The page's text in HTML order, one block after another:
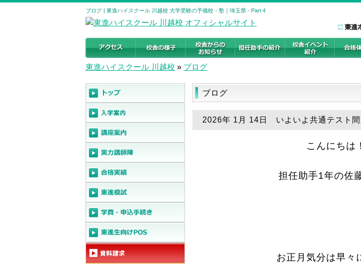
ブログ | 東進ハイスクール 川越校 大学受験の予備校・塾｜埼玉県 - Part 4
東進ハイスクール 川越校 » ブログ
ブログ
2026年 1月 14日 いよいよ共通テスト間
こんにちは！
担任助手1年の佐
お正月気分は早々